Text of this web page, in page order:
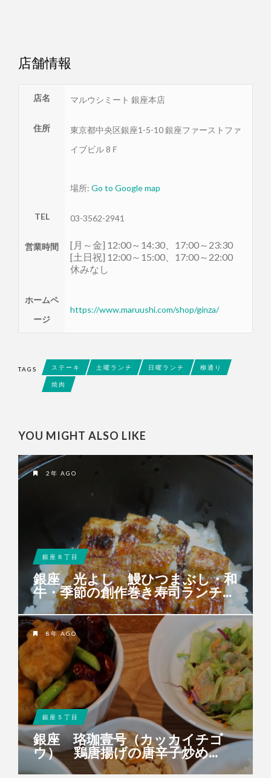
店舗情報
店名 マルウシミート 銀座本店
住所 東京都中央区銀座1-5-10 銀座ファーストファ
イブビル 8Ｆ
場所: Go to Google map
TEL 03-3562-2941
営業時間
[月～金] 12:00～14:30、17:00～23:30
[土日祝] 12:00～15:00、17:00～22:00
休みなし
ホームペ
ージ
https://www.maruushi.com/shop/ginza/
TAGS ステーキ 土曜ランチ 日曜ランチ 柳通り
焼肉
YOU MIGHT ALSO LIKE
2年 AGO
銀座８丁目
銀座 光よし 鰻ひつまぶし・和
牛・季節の創作巻き寿司ランチ...
8年 AGO
銀座５丁目
銀座 珞珈壹号（カッカイチゴ
ウ） 鶏唐揚げの唐辛子炒め...